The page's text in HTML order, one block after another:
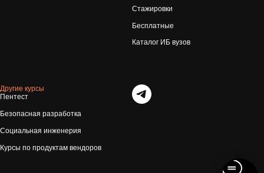
Стажировки
Бесплатные
Каталог ИБ вузов
Другие курсы
Пентест
Безопасная разработка
Социальная инженерия
Курсы по продуктам вендоров